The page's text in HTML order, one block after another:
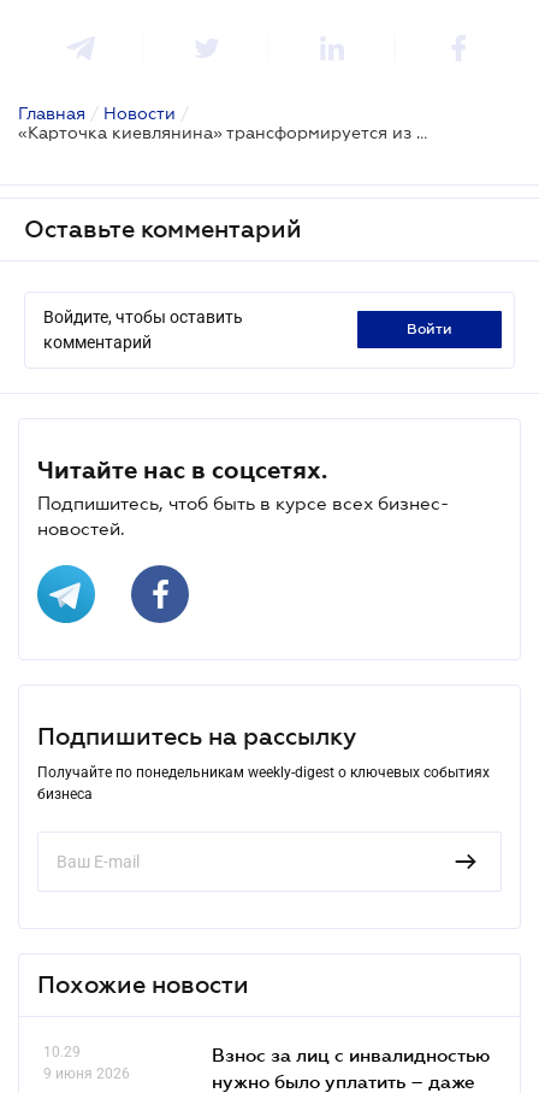
Главная / Новости /
«Карточка киевлянина» трансформируется из социальной в муниципальную
Оставьте комментарий
Войдите, чтобы оставить
комментарий
войти
Читайте нас в соцсетях.
Подпишитесь, чтоб быть в курсе всех бизнес-
новостей.
Подпишитесь на рассылку
Получайте по понедельникам weekly-digest о ключевых событиях
бизнеса
Похожие новости
10.29
9 июня 2026
Взнос за лиц с инвалидностью
нужно было уплатить – даже